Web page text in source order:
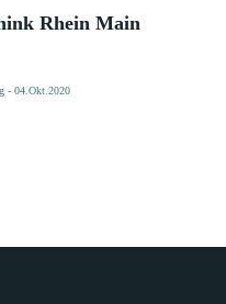
Rhein Main
- 04.Okt.2020